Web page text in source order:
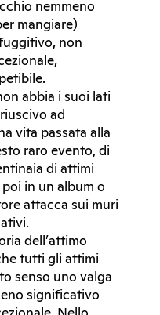
nemmeno
mangiare)
non
abbia i suoi lati
ad
vita passata alla
raro evento, di
di attimi
in un album o
attacca sui muri
dell’attimo
tutti gli attimi
senso uno valga
significativo